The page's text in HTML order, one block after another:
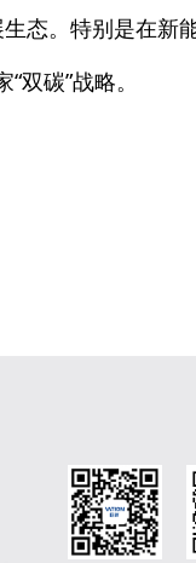
态。特别是在新
碳”战略。